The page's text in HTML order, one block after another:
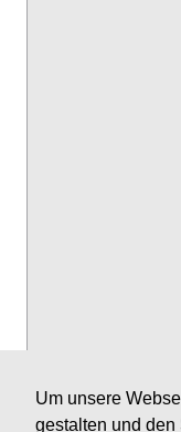
Um unsere
gestalten und den